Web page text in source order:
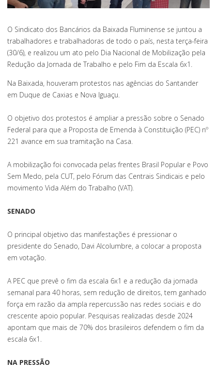
O Sindicato dos Bancários da Baixada Fluminense se juntou a
trabalhadores e trabalhadoras de todo o país, nesta terça-feira
(30/6), e realizou um ato pelo Dia Nacional de Mobilização pela
Redução da Jornada de Trabalho e pelo Fim da Escala 6x1.
Na Baixada, houveram protestos nas agências do Santander
em Duque de Caxias e Nova Iguaçu.
O objetivo dos protestos é ampliar a pressão sobre o Senado
Federal para que a Proposta de Emenda à Constituição (PEC) nº
221 avance em sua tramitação na Casa.
A mobilização foi convocada pelas frentes Brasil Popular e Povo
Sem Medo, pela CUT, pelo Fórum das Centrais Sindicais e pelo
movimento Vida Além do Trabalho (VAT).
SENADO
O principal objetivo das manifestações é pressionar o
presidente do Senado, Davi Alcolumbre, a colocar a proposta
em votação.
A PEC que prevê o fim da escala 6x1 e a redução da jornada
semanal para 40 horas, sem redução de direitos, tem ganhado
força em razão da ampla repercussão nas redes sociais e do
crescente apoio popular. Pesquisas realizadas desde 2024
apontam que mais de 70% dos brasileiros defendem o fim da
escala 6x1.
NA PRESSÃO